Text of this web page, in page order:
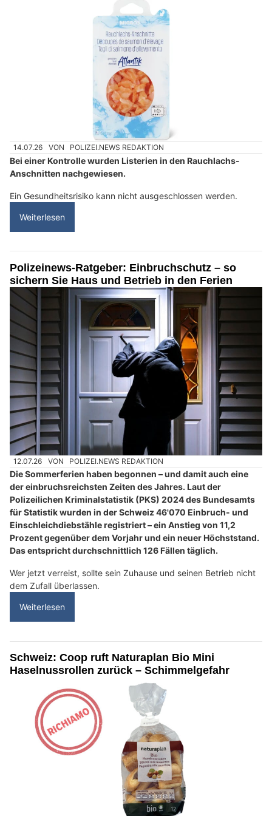
14.07.26 VON POLIZEI.NEWS REDAKTION
Bei einer Kontrolle wurden Listerien in den Rauchlachs-
Anschnitten nachgewiesen.
Ein Gesundheitsrisiko kann nicht ausgeschlossen werden.
Weiterlesen
Polizeinews-Ratgeber: Einbruchschutz – so
sichern Sie Haus und Betrieb in den Ferien
12.07.26 VON POLIZEI.NEWS REDAKTION
Die Sommerferien haben begonnen – und damit auch eine
der einbruchsreichsten Zeiten des Jahres. Laut der
Polizeilichen Kriminalstatistik (PKS) 2024 des Bundesamts
für Statistik wurden in der Schweiz 46'070 Einbruch- und
Einschleichdiebstähle registriert – ein Anstieg von 11,2
Prozent gegenüber dem Vorjahr und ein neuer Höchststand.
Das entspricht durchschnittlich 126 Fällen täglich.
Wer jetzt verreist, sollte sein Zuhause und seinen Betrieb nicht
dem Zufall überlassen.
Weiterlesen
Schweiz: Coop ruft Naturaplan Bio Mini
Haselnussrollen zurück – Schimmelgefahr